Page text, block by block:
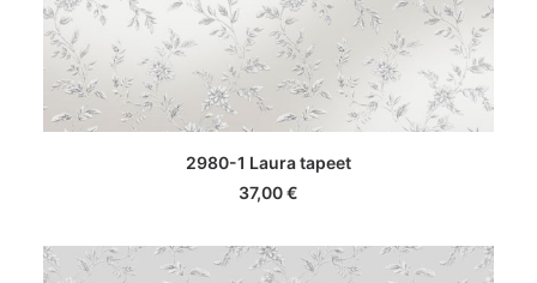
LISA KORVI
2980-1 Laura tapeet
37,00€